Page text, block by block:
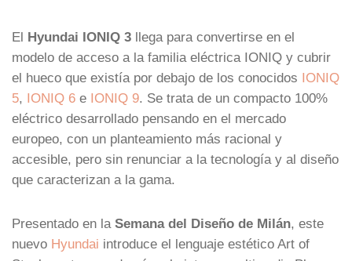
El Hyundai IONIQ 3 llega para convertirse en el
modelo de acceso a la familia eléctrica IONIQ y cubrir
el hueco que existía por debajo de los conocidos IONIQ
5, IONIQ 6 e IONIQ 9. Se trata de un compacto 100%
eléctrico desarrollado pensando en el mercado
europeo, con un planteamiento más racional y
accesible, pero sin renunciar a la tecnología y al diseño
que caracterizan a la gama.
Presentado en la Semana del Diseño de Milán, este
nuevo Hyundai introduce el lenguaje estético Art of